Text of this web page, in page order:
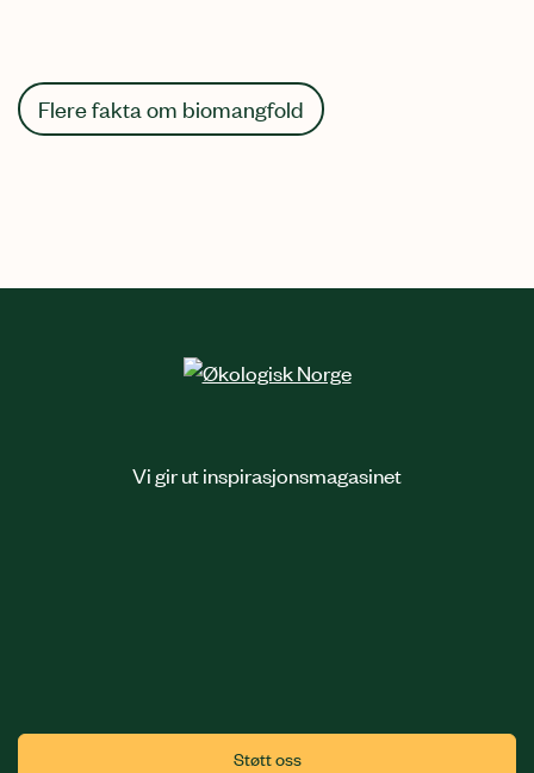
Flere fakta om biomangfold
Vi gir ut inspirasjonsmagasinet
Støtt oss